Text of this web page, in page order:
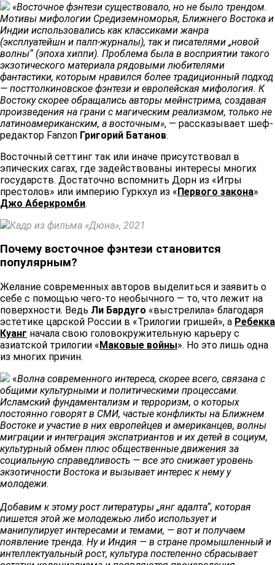
«Восточное фэнтези существовало, но не было трендом.
Мотивы мифологии Средиземноморья, Ближнего Востока и
Индии использовались как классиками жанра
(эксплуатейшн и палп-журналы), так и писателями „новой
волны“ (эпоха хиппи). Проблема была в восприятии такого
экзотического материала рядовыми любителями
фантастики, которым нравился более традиционный подход
— посттолкиновское фэнтези и европейская мифология. К
Востоку скорее обращались авторы мейнстрима, создавая
произведения на грани с магическим реализмом, только не
латиноамериканским, а восточным», — рассказывает шеф-
редактор Fanzon Григорий Батанов. ​​
Восточный сеттинг так или иначе присутствовал в
эпических сагах, где задействованы интересы многих
государств. Достаточно вспомнить Дорн из «Игры
престолов» или империю Гуркхул из «Первого закона»
Джо Аберкромби. ​​
Кадр из фильма «Дюна», 2021 ​​
Почему восточное фэнтези становится
популярным? ​​
Желание современных авторов выделиться и заявить о
себе с помощью чего-то необычного — то, что лежит на
поверхности. Ведь Ли Бардуго «выстрелила» благодаря
эстетике царской России в «Трилогии гришей», а Ребекка
Куанг начала свою головокружительную карьеру с
азиатской трилогии «Маковые войны». Но это лишь одна
из многих причин. ​​
«Волна современного интереса, скорее всего, связана с
общими культурными и политическими процессами.
Исламский фундаментализм и терроризм, о которых
постоянно говорят в СМИ, частые конфликты на Ближнем
Востоке и участие в них европейцев и американцев, волны
миграции и интеграция экспатриантов и их детей в социум,
культурный обмен плюс общественные движения за
социальную справедливость — все это снижает уровень
экзотичности Востока и вызывает интерес к нему у
молодежи. ​​
Добавим к этому рост литературы „янг адалта“, которая
пишется этой же молодежью либо использует и
манипулирует интересами и темами, — вот и получаем
появление тренда. Ну и Индия — в стране промышленный и
интеллектуальный рост, культура постепенно сбрасывает